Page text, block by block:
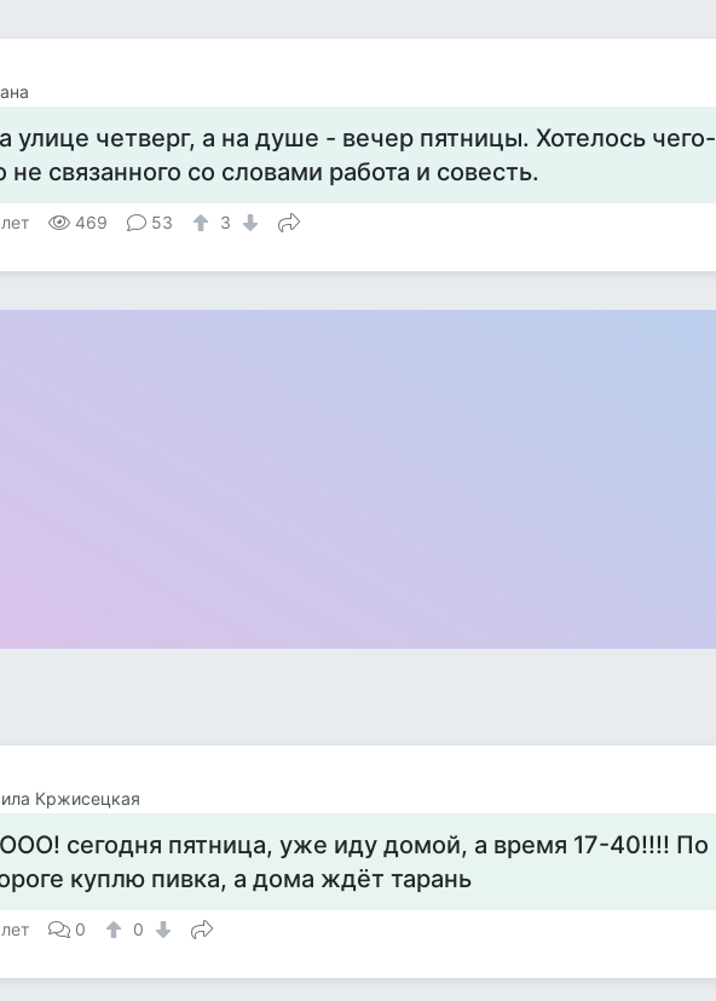
улице четверг, а на душе - вечер пятницы. Хотелось чего-
не связанного со словами работа и совесть.
469 53 3
Кржисецкая
сегодня пятница, уже иду домой, а время 17-40!!!! По
куплю пивка, а дома ждёт тарань
0 0